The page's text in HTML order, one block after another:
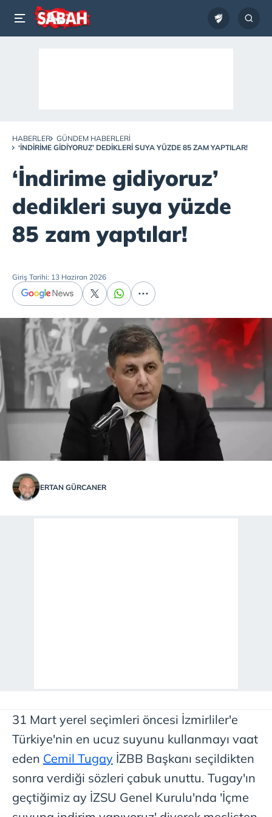
HABERLER
GÜNDEM HABERLERI
‘İNDIRIME GIDIYORUZ’ DEDIKLERI SUYA YÜZDE 85 ZAM YAPTILAR!
‘İndirime gidiyoruz’
dedikleri suya yüzde
85 zam yaptılar!
Giriş Tarihi: 13 Haziran 2026
ERTAN GÜRCANER
31 Mart yerel seçimleri öncesi İzmirliler'e
Türkiye'nin en ucuz suyunu kullanmayı vaat
eden Cemil Tugay İZBB Başkanı seçildikten
sonra verdiği sözleri çabuk unuttu. Tugay'ın
geçtiğimiz ay İZSU Genel Kurulu'nda 'İçme